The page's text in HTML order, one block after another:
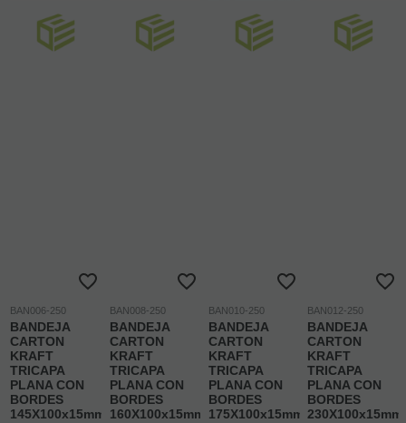
BAN006-250
BANDEJA
CARTON
KRAFT
TRICAPA
PLANA CON
BORDES
145X100x15mm
BAN008-250
BANDEJA
CARTON
KRAFT
TRICAPA
PLANA CON
BORDES
160X100x15mm
BAN010-250
BANDEJA
CARTON
KRAFT
TRICAPA
PLANA CON
BORDES
175X100x15mm
BAN012-250
BANDEJA
CARTON
KRAFT
TRICAPA
PLANA CON
BORDES
230X100x15mm